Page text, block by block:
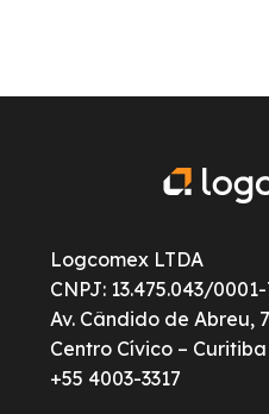
Logcomex LTDA
CNPJ: 13.475.043/
Av. Cândido de Abreu,
Centro Cívico – Curitiba
+55 4003-3317